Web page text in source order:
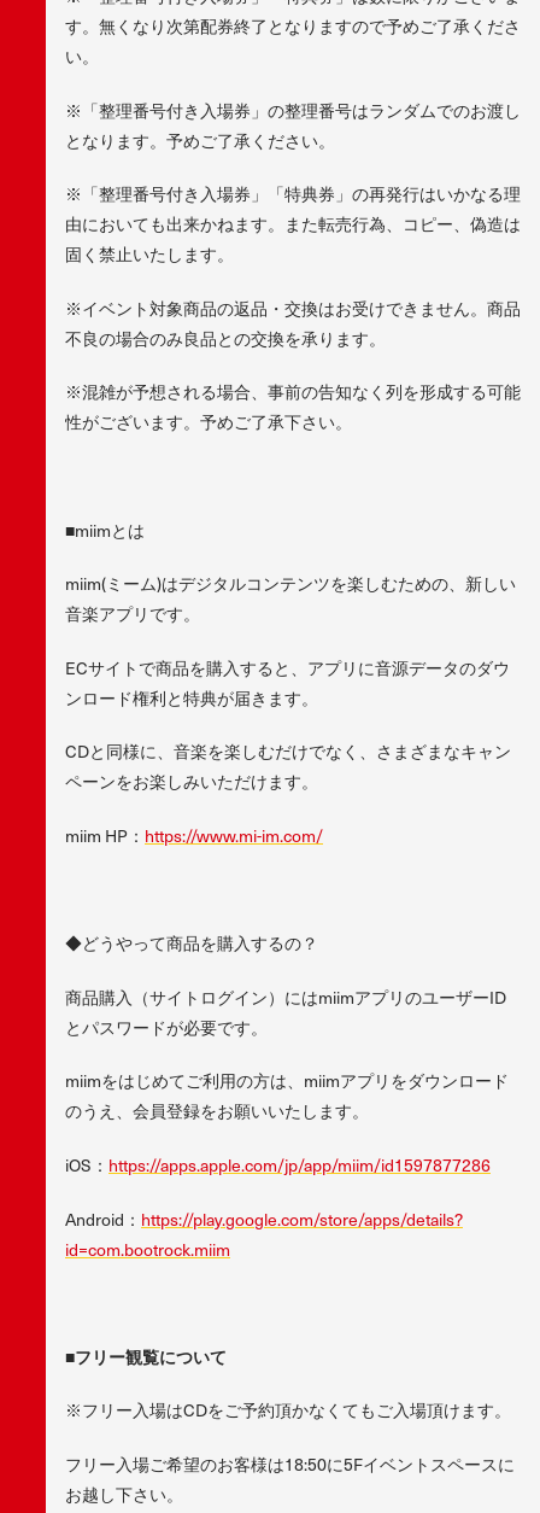
す。無くなり次第配券終了となりますので予めご了承くださ
い。
※「整理番号付き入場券」の整理番号はランダムでのお渡し
となります。予めご了承ください。
※「整理番号付き入場券」「特典券」の再発行はいかなる理
由においても出来かねます。また転売行為、コピー、偽造は
固く禁止いたします。
※イベント対象商品の返品・交換はお受けできません。商品
不良の場合のみ良品との交換を承ります。
※混雑が予想される場合、事前の告知なく列を形成する可能
性がございます。予めご了承下さい。
■miimとは
miim(ミーム)はデジタルコンテンツを楽しむための、新しい
音楽アプリです。
ECサイトで商品を購入すると、アプリに音源データのダウ
ンロード権利と特典が届きます。
CDと同様に、音楽を楽しむだけでなく、さまざまなキャン
ペーンをお楽しみいただけます。
miim HP： https://www.mi-im.com/
◆どうやって商品を購入するの？
商品購入（サイトログイン）にはmiimアプリのユーザーID
とパスワードが必要です。
miimをはじめてご利用の方は、miimアプリをダウンロード
のうえ、会員登録をお願いいたします。
iOS： https://apps.apple.com/jp/app/miim/id1597877286
Android： https://play.google.com/store/apps/details?
id=com.bootrock.miim
■フリー観覧について
※フリー入場はCDをご予約頂かなくてもご入場頂けます。
フリー入場ご希望のお客様は18:50に5Fイベントスペースに
お越し下さい。